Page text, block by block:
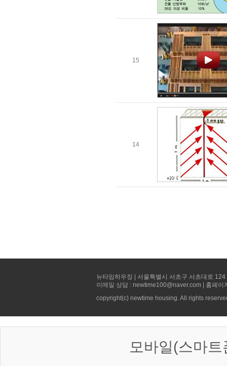
15
14
뉴타임하우징 | 서울특별시 서초구 서초대로
이메일 상담 : newtime100@naver.com | 홈페
copyright(c) newtime housing. All rights
모바일(스마